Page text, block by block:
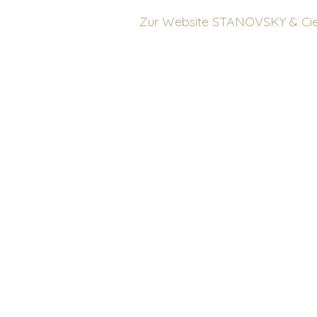
Zur Website STANOVSKY &